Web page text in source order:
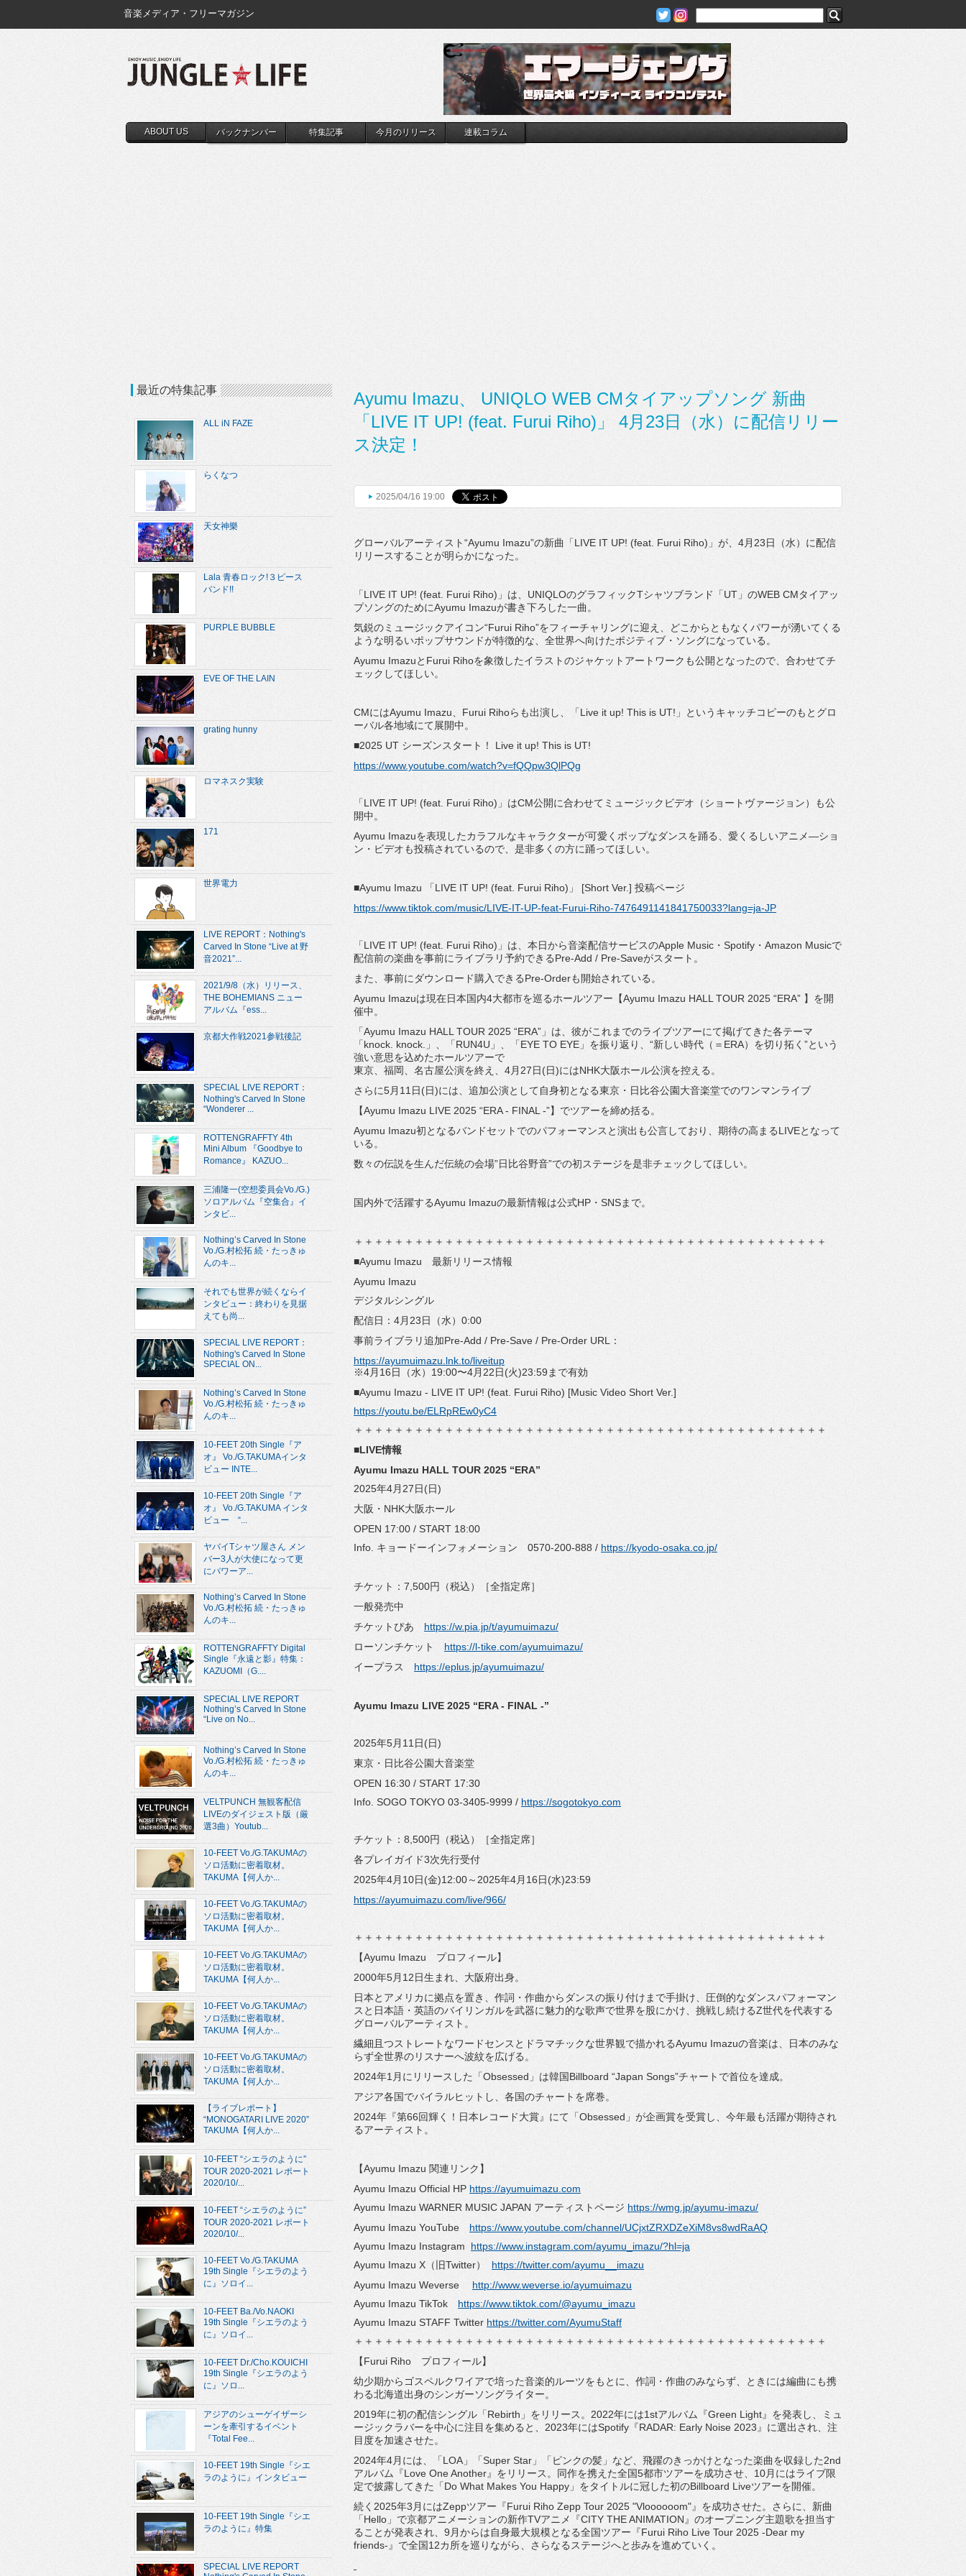
音楽メディア・フリーマガジン
ABOUT US バックナンバー 特集記事 今月のリリース 連載コラム
Ayumu Imazu、 UNIQLO WEB CMタイアップソング 新曲
「LIVE IT UP! (feat. Furui Riho)」 4月23日（水）に配信リリー
ス決定！
2025/04/16 19:00
グローバルアーティスト“Ayumu Imazu”の新曲「LIVE IT UP! (feat. Furui Riho)」が、4月23日（水）に配信
リリースすることが明らかになった。
「LIVE IT UP! (feat. Furui Riho)」は、UNIQLOのグラフィックTシャツブランド「UT」のWEB CMタイアッ
プソングのためにAyumu Imazuが書き下ろした一曲。
気鋭のミュージックアイコン“Furui Riho”をフィーチャリングに迎え、どこからともなくパワーが湧いてくる
ような明るいポップサウンドが特徴的な、全世界へ向けたポジティブ・ソングになっている。
Ayumu ImazuとFurui Rihoを象徴したイラストのジャケットアートワークも公開となったので、合わせてチ
ェックしてほしい。
CMにはAyumu Imazu、Furui Rihoらも出演し、「Live it up! This is UT!」というキャッチコピーのもとグロ
ーバル各地域にて展開中。
■2025 UT シーズンスタート！ Live it up! This is UT!
https://www.youtube.com/watch?v=fQQpw3QlPQg
「LIVE IT UP! (feat. Furui Riho)」はCM公開に合わせてミュージックビデオ（ショートヴァージョン）も公
開中。
Ayumu Imazuを表現したカラフルなキャラクターが可愛くポップなダンスを踊る、愛くるしいアニメ―ショ
ン・ビデオも投稿されているので、是非多くの方に踊ってほしい。
■Ayumu Imazu 「LIVE IT UP! (feat. Furui Riho)」 [Short Ver.] 投稿ページ
https://www.tiktok.com/music/LIVE-IT-UP-feat-Furui-Riho-7476491141841750033?lang=ja-JP
「LIVE IT UP! (feat. Furui Riho)」は、本日から音楽配信サービスのApple Music・Spotify・Amazon Musicで
配信前の楽曲を事前にライブラリ予約できるPre-Add / Pre-Saveがスタート。
また、事前にダウンロード購入できるPre-Orderも開始されている。
Ayumu Imazuは現在日本国内4大都市を巡るホールツアー【Ayumu Imazu HALL TOUR 2025 “ERA” 】を開
催中。
「Ayumu Imazu HALL TOUR 2025 “ERA”」は、彼がこれまでのライブツアーにて掲げてきた各テーマ
「knock. knock.」、「RUN4U」、「EYE TO EYE」を振り返り、“新しい時代（＝ERA）を切り拓く”という
強い意思を込めたホールツアーで
東京、福岡、名古屋公演を終え、4月27日(日)にはNHK大阪ホール公演を控える。
さらに5月11日(日)には、追加公演として自身初となる東京・日比谷公園大音楽堂でのワンマンライブ
【Ayumu Imazu LIVE 2025 “ERA - FINAL -”】でツアーを締め括る。
Ayumu Imazu初となるバンドセットでのパフォーマンスと演出も公言しており、期待の高まるLIVEとなって
いる。
数々の伝説を生んだ伝統の会場”日比谷野音”での初ステージを是非チェックしてほしい。
国内外で活躍するAyumu Imazuの最新情報は公式HP・SNSまで。
＋＋＋＋＋＋＋＋＋＋＋＋＋＋＋＋＋＋＋＋＋＋＋＋＋＋＋＋＋＋＋＋＋＋＋＋＋＋＋＋＋＋＋＋＋＋＋
■Ayumu Imazu 最新リリース情報
Ayumu Imazu
デジタルシングル
配信日：4月23日（水）0:00
事前ライブラリ追加Pre-Add / Pre-Save / Pre-Order URL：
https://ayumuimazu.lnk.to/liveitup
※4月16日（水）19:00〜4月22日(火)23:59まで有効
■Ayumu Imazu - LIVE IT UP! (feat. Furui Riho) [Music Video Short Ver.]
https://youtu.be/ELRpREw0yC4
＋＋＋＋＋＋＋＋＋＋＋＋＋＋＋＋＋＋＋＋＋＋＋＋＋＋＋＋＋＋＋＋＋＋＋＋＋＋＋＋＋＋＋＋＋＋＋
■LIVE情報
Ayumu Imazu HALL TOUR 2025 “ERA”
2025年4月27日(日)
大阪・NHK大阪ホール
OPEN 17:00 / START 18:00
Info. キョードーインフォメーション 0570-200-888 / https://kyodo-osaka.co.jp/
チケット：7,500円（税込）［全指定席］
一般発売中
チケットぴあ https://w.pia.jp/t/ayumuimazu/
ローソンチケット https://l-tike.com/ayumuimazu/
イープラス https://eplus.jp/ayumuimazu/
Ayumu Imazu LIVE 2025 “ERA - FINAL -”
2025年5月11日(日)
東京・日比谷公園大音楽堂
OPEN 16:30 / START 17:30
Info. SOGO TOKYO 03-3405-9999 / https://sogotokyo.com
チケット：8,500円（税込）［全指定席］
各プレイガイド3次先行受付
2025年4月10日(金)12:00～2025年4月16日(水)23:59
https://ayumuimazu.com/live/966/
＋＋＋＋＋＋＋＋＋＋＋＋＋＋＋＋＋＋＋＋＋＋＋＋＋＋＋＋＋＋＋＋＋＋＋＋＋＋＋＋＋＋＋＋＋＋＋
【Ayumu Imazu プロフィール】
2000年5月12日生まれ、大阪府出身。
日本とアメリカに拠点を置き、作詞・作曲からダンスの振り付けまで手掛け、圧倒的なダンスパフォーマン
スと日本語・英語のバイリンガルを武器に魅力的な歌声で世界を股にかけ、挑戦し続けるZ世代を代表する
グローバルアーティスト。
繊細且つストレートなワードセンスとドラマチックな世界観で描かれるAyumu Imazuの音楽は、日本のみな
らず全世界のリスナーへ波紋を広げる。
2024年1月にリリースした「Obsessed」は韓国Billboard “Japan Songs”チャートで首位を達成。
アジア各国でバイラルヒットし、各国のチャートを席巻。
2024年『第66回輝く！日本レコード大賞』にて「Obsessed」が企画賞を受賞し、今年最も活躍が期待され
るアーティスト。
【Ayumu Imazu 関連リンク】
Ayumu Imazu Official HP https://ayumuimazu.com
Ayumu Imazu WARNER MUSIC JAPAN アーティストページ https://wmg.jp/ayumu-imazu/
Ayumu Imazu YouTube https://www.youtube.com/channel/UCjxtZRXDZeXiM8vs8wdRaAQ
Ayumu Imazu Instagram https://www.instagram.com/ayumu_imazu/?hl=ja
Ayumu Imazu X（旧Twitter） https://twitter.com/ayumu__imazu
Ayumu Imazu Weverse http://www.weverse.io/ayumuimazu
Ayumu Imazu TikTok https://www.tiktok.com/@ayumu_imazu
Ayumu Imazu STAFF Twitter https://twitter.com/AyumuStaff
＋＋＋＋＋＋＋＋＋＋＋＋＋＋＋＋＋＋＋＋＋＋＋＋＋＋＋＋＋＋＋＋＋＋＋＋＋＋＋＋＋＋＋＋＋＋＋
【Furui Riho プロフィール】
幼少期からゴスペルクワイアで培った音楽的ルーツをもとに、作詞・作曲のみならず、ときには編曲にも携
わる北海道出身のシンガーソングライター。
2019年に初の配信シングル「Rebirth」をリリース。2022年には1stアルバム『Green Light』を発表し、ミュ
ージックラバーを中心に注目を集めると、2023年にはSpotify『RADAR: Early Noise 2023』に選出され、注
目度を加速させた。
2024年4月には、「LOA」「Super Star」「ピンクの髪」など、飛躍のきっかけとなった楽曲を収録した2nd
アルバム『Love One Another』をリリース。同作を携えた全国5都市ツアーを成功させ、10月にはライブ限
定で披露してきた「Do What Makes You Happy」をタイトルに冠した初のBillboard Liveツアーを開催。
続く2025年3月にはZeppツアー『Furui Riho Zepp Tour 2025 "Vloooooom"』を成功させた。さらに、新曲
「Hello」で京都アニメーションの新作TVアニメ『CITY THE ANIMATION』のオープニング主題歌を担当す
ることが発表され、9月からは自身最大規模となる全国ツアー『Furui Riho Live Tour 2025 -Dear my
friends-』で全国12カ所を巡りながら、さらなるステージへと歩みを進めていく。
最近の特集記事
ALL iN FAZE
らくなつ
天女神樂
Lala 青春ロック!３ピース
バンド!!
PURPLE BUBBLE
EVE OF THE LAIN
grating hunny
ロマネスク実験
171
世界電力
LIVE REPORT：Nothing's
Carved In Stone “Live at 野
音2021”...
2021/9/8（水）リリース、
THE BOHEMIANS ニュー
アルバム『ess...
京都大作戦2021参戦後記
SPECIAL LIVE REPORT：
Nothing's Carved In Stone
“Wonderer ...
ROTTENGRAFFTY 4th
Mini Album 『Goodbye to
Romance』 KAZUO...
三浦隆一(空想委員会Vo./G.)
ソロアルバム『空集合』イ
ンタビ...
Nothing’s Carved In Stone
Vo./G.村松拓 続・たっきゅ
んのキ...
それでも世界が続くならイ
ンタビュー：終わりを見据
えても尚...
SPECIAL LIVE REPORT：
Nothing's Carved In Stone
SPECIAL ON...
Nothing’s Carved In Stone
Vo./G.村松拓 続・たっきゅ
んのキ...
10-FEET 20th Single『ア
オ』 Vo./G.TAKUMAインタ
ビュー INTE...
10-FEET 20th Single『ア
オ』 Vo./G.TAKUMA インタ
ビュー “...
ヤバイTシャツ屋さん メン
バー3人が大使になって更
にパワーア...
Nothing’s Carved In Stone
Vo./G.村松拓 続・たっきゅ
んのキ...
ROTTENGRAFFTY Digital
Single『永遠と影』特集：
KAZUOMI（G....
SPECIAL LIVE REPORT
Nothing’s Carved In Stone
“Live on No...
Nothing’s Carved In Stone
Vo./G.村松拓 続・たっきゅ
んのキ...
VELTPUNCH 無観客配信
LIVEのダイジェスト版（厳
選3曲）Youtub...
10-FEET Vo./G.TAKUMAの
ソロ活動に密着取材。
TAKUMA【何人か...
10-FEET Vo./G.TAKUMAの
ソロ活動に密着取材。
TAKUMA【何人か...
10-FEET Vo./G.TAKUMAの
ソロ活動に密着取材。
TAKUMA【何人か...
10-FEET Vo./G.TAKUMAの
ソロ活動に密着取材。
TAKUMA【何人か...
10-FEET Vo./G.TAKUMAの
ソロ活動に密着取材。
TAKUMA【何人か...
【ライブレポート】
“MONOGATARI LIVE 2020”
TAKUMA【何人か...
10-FEET “シエラのように”
TOUR 2020-2021 レポート
2020/10/...
10-FEET “シエラのように”
TOUR 2020-2021 レポート
2020/10/...
10-FEET Vo./G.TAKUMA
19th Single『シエラのよう
に』ソロイ...
10-FEET Ba./Vo.NAOKI
19th Single『シエラのよう
に』ソロイ...
10-FEET Dr./Cho.KOUICHI
19th Single『シエラのよう
に』ソロ...
アジアのシューゲイザーシ
ーンを牽引するイベント
『Total Fee...
10-FEET 19th Single『シエ
ラのように』インタビュー
10-FEET 19th Single『シエ
ラのように』特集
SPECIAL LIVE REPORT